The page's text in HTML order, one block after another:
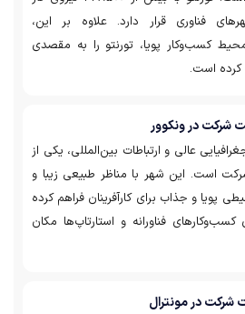
فناوری قرار دارد. علاوه بر این،
کسب‌وکار پویا، تورنتو را به مقصدی
کرده است.
شرکت در ونکوور
عالی و ارتباطات بین‌المللی، یکی از
است. این شهر با مناظر طبیعی زیبا و
پویا و جذاب برای کارآفرینان فراهم کرده
فناورانه و استارتاپ‌ها مکان
شرکت در مونترال